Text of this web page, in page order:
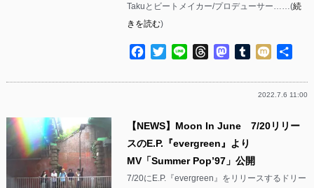
Takuとビートメイカー/プロデューサー……(続
きを読む)
Facebook
TwitterLine ThreadsMastodon
Tumblr
Mixi
2022.7.6 11:00
【NEWS】Moon In June 7/20リリー
スのE.P.『evergreen』より
MV「Summer Pop’97」公開
7/20にE.P.『evergreen』をリリースするドリー